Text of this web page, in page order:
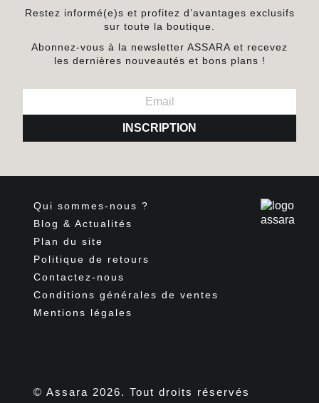
Restez informé(e)s et profitez d’avantages exclusifs
sur toute la boutique.
Abonnez-vous à la newsletter ASSARA et recevez
les dernières nouveautés et bons plans !
INSCRIPTION
Qui sommes-nous ?
Blog & Actualités
Plan du site
Politique de retours
Contactez-nous
Conditions générales de ventes
Mentions légales
© Assara 2026. Tout droits réservés